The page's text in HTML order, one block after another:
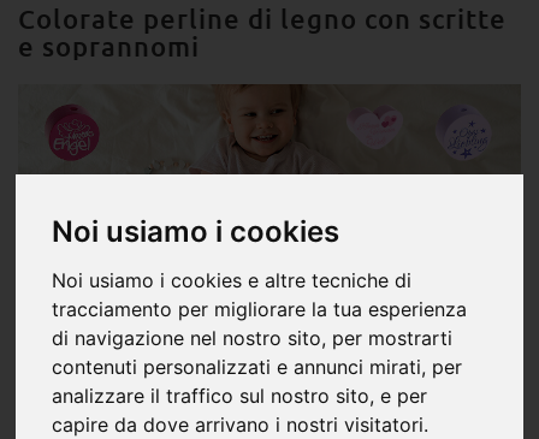
Noi usiamo i cookies
Noi usiamo i cookies e altre tecniche di
tracciamento per migliorare la tua esperienza
di navigazione nel nostro sito, per mostrarti
contenuti personalizzati e annunci mirati, per
analizzare il traffico sul nostro sito, e per
capire da dove arrivano i nostri visitatori.
Colorate perline di legno con scritte
e soprannomi
Questeperline colorate sono stampate con
soprannomi in tedesco. Le
perline di legno per le
catenelle porta ciuccio e altri accessori per bambini
sono disponibili in tanti colori vivaci. Su richiesta, possiamo
anchestampare delle clip per catenelle e delle perline con